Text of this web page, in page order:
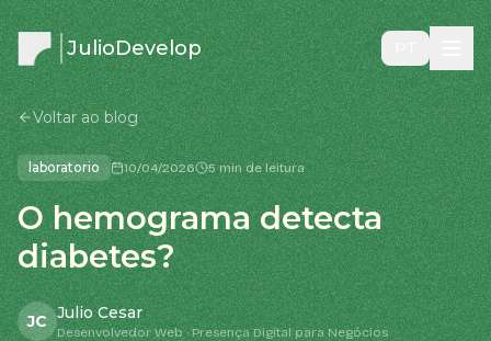
JulioDevelop
Voltar ao blog
laboratorio 10/04/2026 5 min de leitura
O hemograma detecta
diabetes?
JC Julio Cesar
Desenvolvedor Web · Presença Digital para Negócios